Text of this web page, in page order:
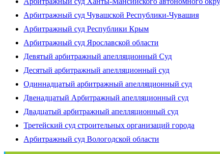
Арбитражный суд Чувашской Республики-Чувашия
Арбитражный суд Республики Крым
Арбитражный суд Ярославской области
Девятый арбитражный апелляционный Суд
Десятый арбитражный апелляционный суд
Одиннадцатый арбитражный апелляционный суд
Двенадцатый Арбитражный апелляционный суд
Двадцатый арбитражный апелляционный суд
Третейский суд строительных организаций города
Арбитражный суд Вологодской области